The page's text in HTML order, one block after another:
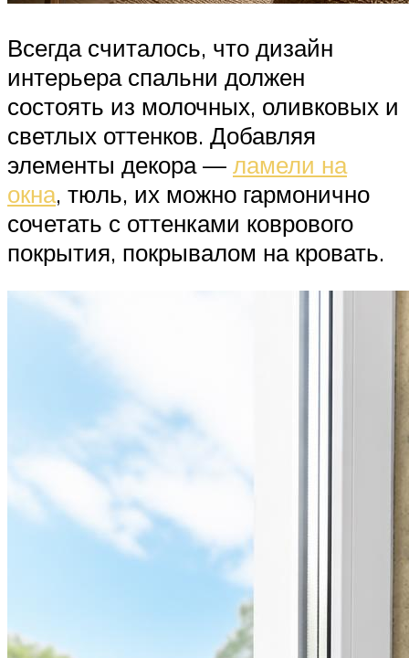
Всегда считалось, что дизайн
интерьера спальни должен
состоять из молочных, оливковых и
светлых оттенков. Добавляя
элементы декора — ламели на
окна, тюль, их можно гармонично
сочетать с оттенками коврового
покрытия, покрывалом на кровать.